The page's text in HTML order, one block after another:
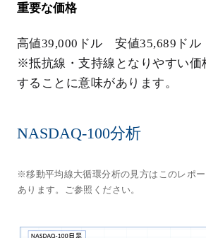
重要な価格
高値39,000ドル 安値35,689ドル
※抵抗線・支持線となりやすい価
することに意味があります。
NASDAQ-100分析
※移動平均線大循環分析の見方はこのレポ
あります。ご参照ください。